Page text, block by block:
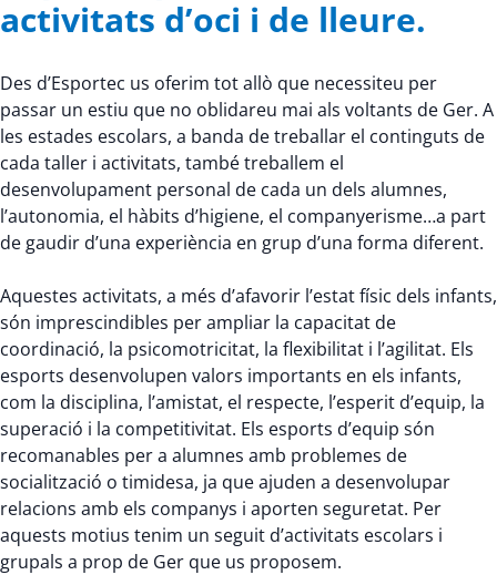
activitats d’oci i de lleure.
Des d’Esportec us oferim tot allò que necessiteu per
passar un estiu que no oblidareu mai als voltants de Ger. A
les estades escolars, a banda de treballar el continguts de
cada taller i activitats, també treballem el
desenvolupament personal de cada un dels alumnes,
l’autonomia, el hàbits d’higiene, el companyerisme…a part
de gaudir d’una experiència en grup d’una forma diferent.
Aquestes activitats, a més d’afavorir l’estat físic dels infants,
són imprescindibles per ampliar la capacitat de
coordinació, la psicomotricitat, la flexibilitat i l’agilitat. Els
esports desenvolupen valors importants en els infants,
com la disciplina, l’amistat, el respecte, l’esperit d’equip, la
superació i la competitivitat. Els esports d’equip són
recomanables per a alumnes amb problemes de
socialització o timidesa, ja que ajuden a desenvolupar
relacions amb els companys i aporten seguretat. Per
aquests motius tenim un seguit d’activitats escolars i
grupals a prop de Ger que us proposem.